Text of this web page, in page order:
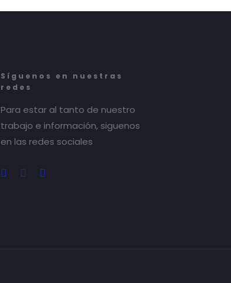
Síguenos en nuestras
redes
Para estar al tanto de nuestro
trabajo e información, siguenos
en las redes sociales